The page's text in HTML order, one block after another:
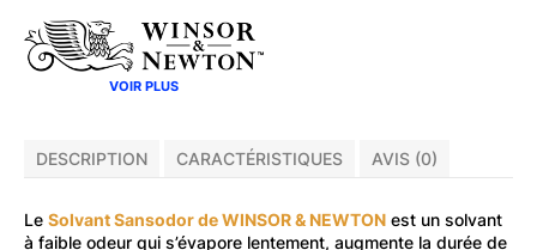
500ml
VOIR PLUS
DESCRIPTION CARACTÉRISTIQUES AVIS (0)
Le Solvant Sansodor de WINSOR & NEWTON est un solvant
à faible odeur qui s’évapore lentement, augmente la durée de